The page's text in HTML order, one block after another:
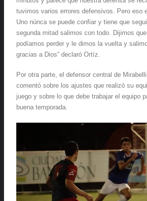
tuvimos varios errores defensivos. Pero eso
Uno núnca se puede confiar y tiene que
segunda mitad salimos con todo. Dijimos
podíamos perder y le dimos la vuelta y
gracias a Dios” declaró Ortíz.
Por otra parte, el defensor central de
comentó sobre los ajustes que realizó su
juego y sobre lo que debe trabajar el equipo
buena temporada.